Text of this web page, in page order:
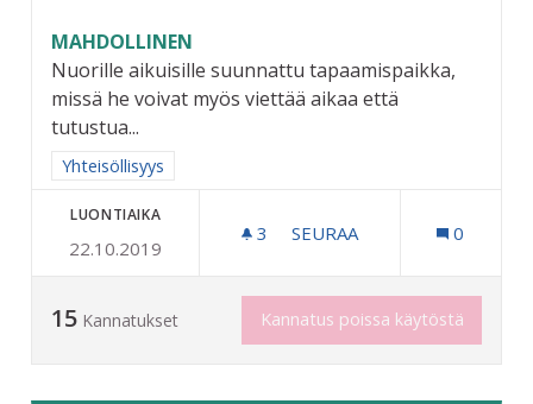
MAHDOLLINEN
Nuorille aikuisille suunnattu tapaamispaikka,
missä he voivat myös viettää aikaa että
tutustua...
Rajaa tulokset aihepiirin mukaan: Yhteisöllisyys
Yhteisöllisyys
LUONTIAIKA
22.10.2019
3 3 SEURAAJAA
SEURAA 0
15 Kannatukset Kannatus poissa käytöstä